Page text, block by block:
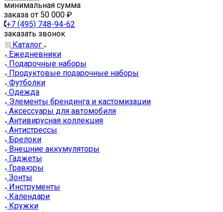
минимальная сумма
заказа от 50 000 ₽
+7 (495) 748-94-62
заказать звонок
Каталог
Ежедневники
Подарочные наборы
Продуктовые подарочные наборы
Футболки
Одежда
Элементы брендинга и кастомизации
Аксессуары для автомобиля
Антивирусная коллекция
Антистрессы
Брелоки
Внешние аккумуляторы
Гаджеты
Гравюры
Зонты
Инструменты
Календари
Кружки